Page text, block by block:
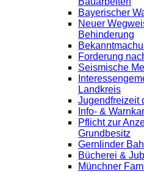
Bayerischer
Neuer
Behinderung
Forderung
Seismische
Landkreis
Jugendfreizeit
Info- &
Pflicht zur
Grundbesitz
Gernlinder
Bücherei &
Münchner